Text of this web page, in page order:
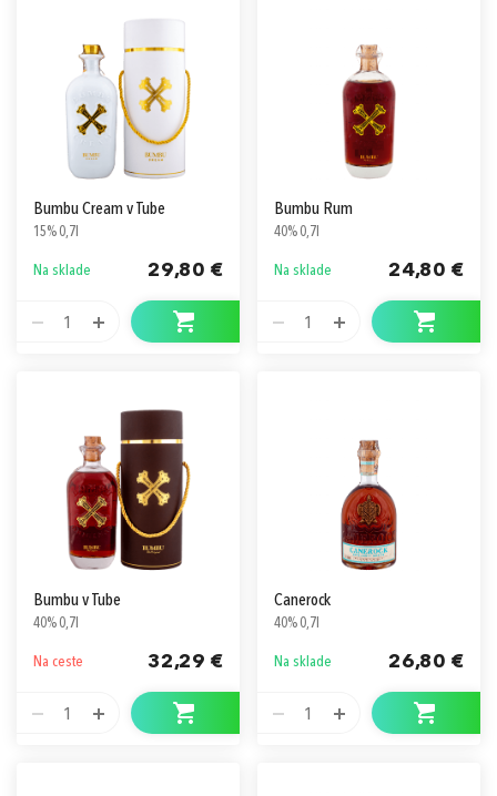
Bumbu Cream v Tube
15% 0,7l
Na sklade 29,80 €
1
Bumbu Rum
40% 0,7l
Na sklade 24,80 €
1
Bumbu v Tube
40% 0,7l
Na ceste 32,29 €
1
Canerock
40% 0,7l
Na sklade 26,80 €
1